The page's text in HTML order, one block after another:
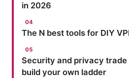
in 2026
The N best tools for DIY
Security and privacy
build your own ladder